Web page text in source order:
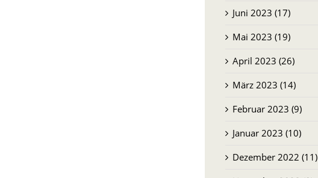
Juni 2023 (17)
Mai 2023 (19)
April 2023 (26)
März 2023 (14)
Februar 2023 (9)
Januar 2023 (10)
Dezember 2022 (11)